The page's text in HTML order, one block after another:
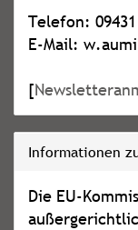
Telefon: 09431
E-Mail:
[
Informationen
Die EU-